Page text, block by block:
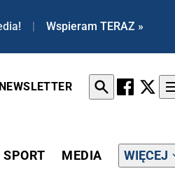
| Wspieram TERAZ »
NEWSLETTER
SPORT MEDIA WIĘCEJ